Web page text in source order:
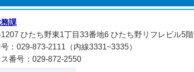
課
ひたち野東1丁目33番地6 ひたち野リフレビル5階
：029-873-2111（内線3331~3335）
番号：029-872-2550